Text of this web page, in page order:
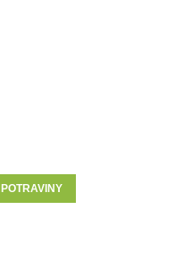
POTRAVINY